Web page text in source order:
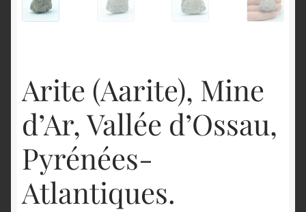
Arite (Aarite), Mine
d’Ar, Vallée d’Ossau,
Pyrénées-
Atlantiques.